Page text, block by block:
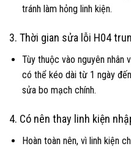
tránh làm hỏng linh kiện.
3. Thời gian sửa lỗi H04
Tùy thuộc vào nguyên nhân
có thể kéo dài từ 1 ngày
sửa bo mạch chính.
4. Có nên thay linh kiện
Hoàn toàn nên, vì linh kiện